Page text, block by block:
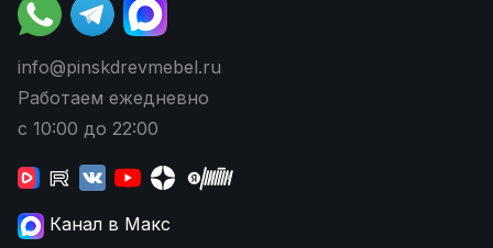
info@pinskdrevmebel.ru
Работаем ежедневно
с 10:00 до 22:00
Канал в Макс